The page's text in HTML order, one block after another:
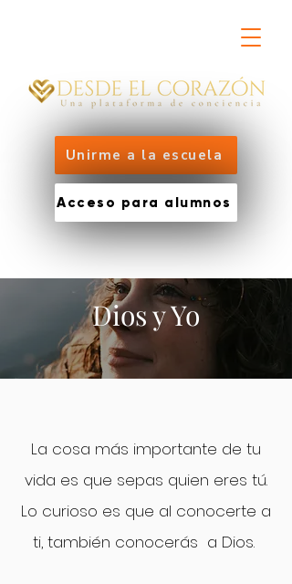
Unirme a la escuela
Acceso para alumnos
Dios y Yo
La cosa más importante de tu
vida es que sepas quien eres tú.
Lo curioso es que al conocerte a
ti, también conocerás a Dios.